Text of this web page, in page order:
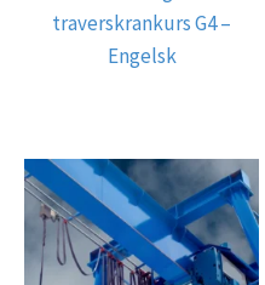
traverskrankurs G4 –
Engelsk